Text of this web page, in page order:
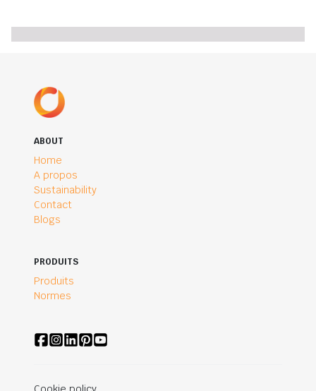
ABOUT
Home
A propos
Sustainability
Contact
Blogs
PRODUITS
Produits
Normes